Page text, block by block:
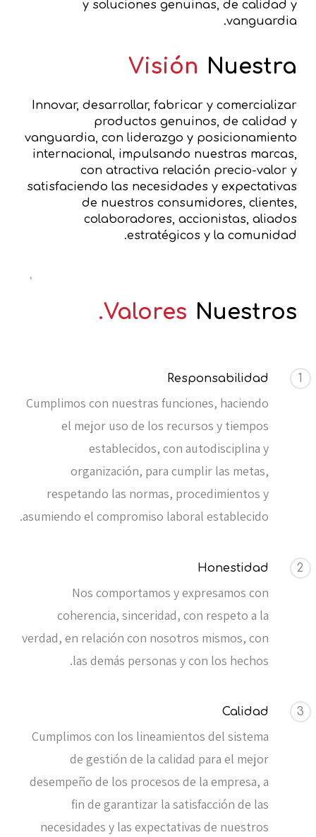
y soluciones genuinas, de calidad y
vanguardia.
Nuestra
Visión
Innovar, desarrollar, fabricar y comercializar
productos genuinos, de calidad y
vanguardia, con liderazgo y posicionamiento
internacional, impulsando nuestras marcas,
con atractiva relación precio-valor y
satisfaciendo las necesidades y expectativas
de nuestros consumidores, clientes,
colaboradores, accionistas, aliados
estratégicos y la comunidad.
Nuestros
Valores.
1
Responsabilidad
Cumplimos con nuestras funciones, haciendo
el mejor uso de los recursos y tiempos
establecidos, con autodisciplina y
organización, para cumplir las metas,
respetando las normas, procedimientos y
asumiendo el compromiso laboral establecido.
2
Honestidad
Nos comportamos y expresamos con
coherencia, sinceridad, con respeto a la
verdad, en relación con nosotros mismos, con
las demás personas y con los hechos.
3
Calidad
Cumplimos con los lineamientos del sistema
de gestión de la calidad para el mejor
desempeño de los procesos de la empresa, a
fin de garantizar la satisfacción de las
necesidades y las expectativas de nuestros